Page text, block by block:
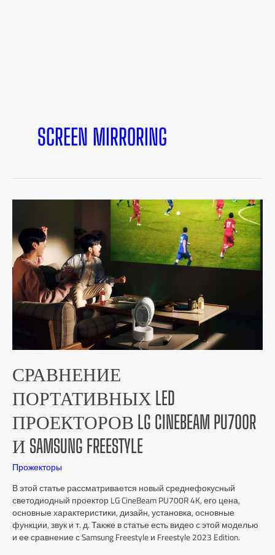
SCREEN MIRRORING
СРАВНЕНИЕ
ПОРТАТИВНЫХ LED
ПРОЕКТОРОВ LG CINEBEAM PU700R
И SAMSUNG FREESTYLE
Прожекторы
В этой статье рассматривается новый среднефокусный
светодиодный проектор LG CineBeam PU700R 4K, его цена,
основные характеристики, дизайн, установка, основные
функции, звук и т. д. Также в статье есть видео с этой моделью
и ее сравнение с Samsung Freestyle и Freestyle 2023 Edition.